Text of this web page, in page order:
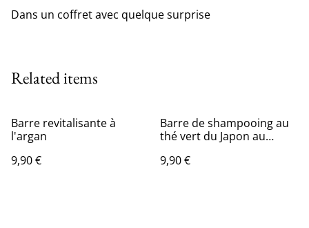
Dans un coffret avec quelque surprise
Related items
Barre revitalisante à
l'argan
9,90 €
Barre de shampooing au
thé vert du Japon au
9,90 €